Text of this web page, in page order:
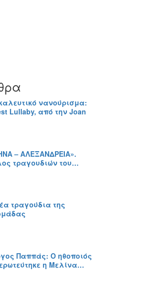
νανούρισμα:
Lullaby, από την Joan
– ΑΛΕΞΑΝΔΡΕΙΑ».
τραγουδιών του…
τραγούδια της
Παππάς: Ο ηθοποιός
η Μελίνα…